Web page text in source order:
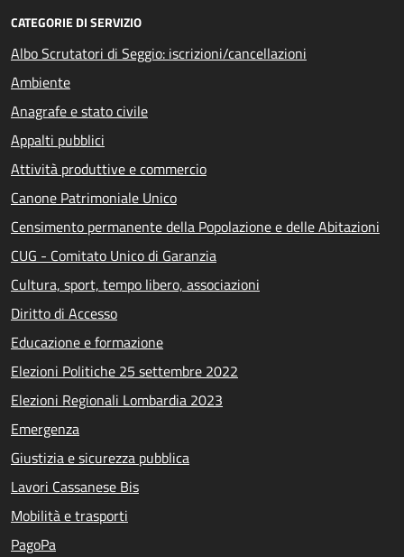
CATEGORIE DI SERVIZIO
Albo Scrutatori di Seggio: iscrizioni/cancellazioni
Ambiente
Anagrafe e stato civile
Appalti pubblici
Attività produttive e commercio
Canone Patrimoniale Unico
Censimento permanente della Popolazione e delle Abitazioni
CUG - Comitato Unico di Garanzia
Cultura, sport, tempo libero, associazioni
Diritto di Accesso
Educazione e formazione
Elezioni Politiche 25 settembre 2022
Elezioni Regionali Lombardia 2023
Emergenza
Giustizia e sicurezza pubblica
Lavori Cassanese Bis
Mobilità e trasporti
PagoPa